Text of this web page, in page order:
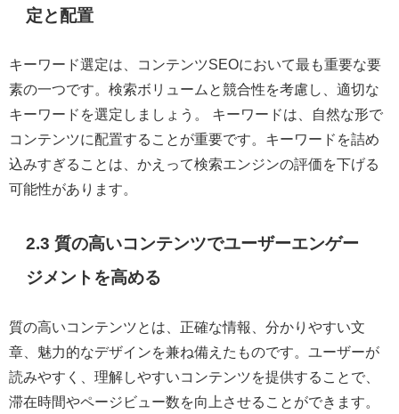
定と配置
キーワード選定は、コンテンツSEOにおいて最も重要な要
素の一つです。検索ボリュームと競合性を考慮し、適切な
キーワードを選定しましょう。 キーワードは、自然な形で
コンテンツに配置することが重要です。キーワードを詰め
込みすぎることは、かえって検索エンジンの評価を下げる
可能性があります。
2.3 質の高いコンテンツでユーザーエンゲー
ジメントを高める
質の高いコンテンツとは、正確な情報、分かりやすい文
章、魅力的なデザインを兼ね備えたものです。ユーザーが
読みやすく、理解しやすいコンテンツを提供することで、
滞在時間やページビュー数を向上させることができます。